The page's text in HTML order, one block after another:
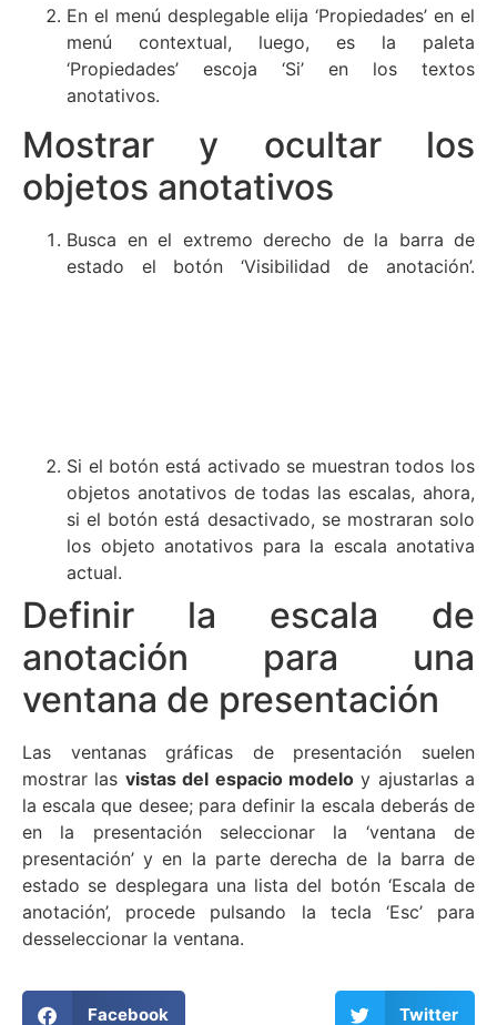
En el menú desplegable elija ‘Propiedades’ en el
menú contextual, luego, es la paleta
‘Propiedades’ escoja ‘Si’ en los textos
anotativos.
Mostrar y ocultar los
objetos anotativos
Busca en el extremo derecho de la barra de
estado el botón ‘Visibilidad de anotación’.
Si el botón está activado se muestran todos los
objetos anotativos de todas las escalas, ahora,
si el botón está desactivado, se mostraran solo
los objeto anotativos para la escala anotativa
actual.
Definir la escala de
anotación para una
ventana de presentación
Las ventanas gráficas de presentación suelen
mostrar las vistas del espacio modeloy ajustarlas a
la escala que desee; para definir la escala deberás de
en la presentación seleccionar la ‘ventana de
presentación’ y en la parte derecha de la barra de
estado se desplegara una lista del botón ‘Escala de
anotación’, procede pulsando la tecla ‘Esc’ para
desseleccionar la ventana.
Facebook Twitter